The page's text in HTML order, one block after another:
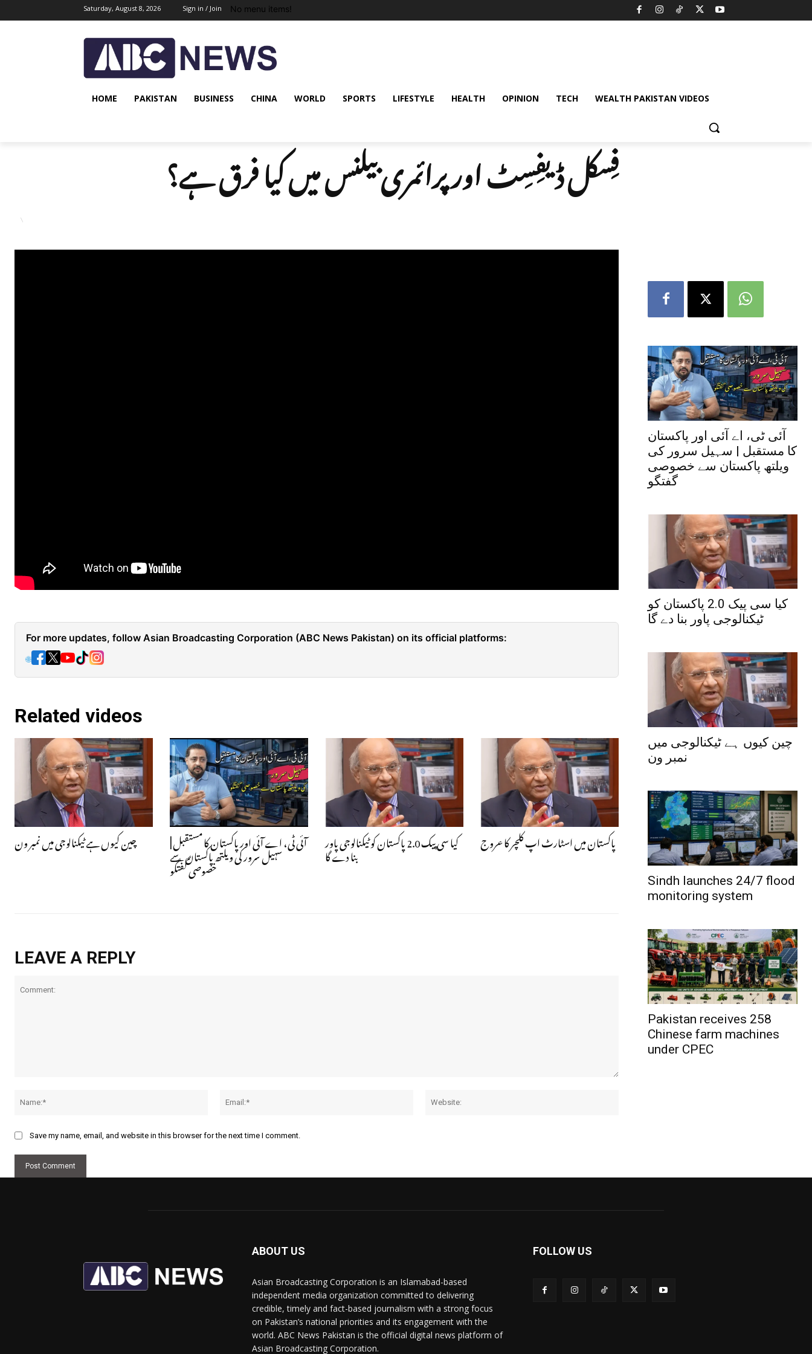
Saturday, August 8, 2026 Sign in / Join No menu items!
HOME PAKISTAN BUSINESS CHINA WORLD SPORTS LIFESTYLE HEALTH OPINION TECH WEALTH PAKISTAN VIDEOS
فِسکل ڈیفِسِٹ اور پرائمری بیلنس میں کیا فرق ہے؟
For more updates, follow Asian Broadcasting Corporation (ABC News Pakistan) on its official platforms:
🌐
Related videos
چین کیوں ہے ٹیکنالوجی میں نمبر ون آئی ٹی، اے آئی اور پاکستان کا مستقبل |
سہیل سرور کی ویلتھ پاکستان سے
خصوصی گفتگو
کیا سی پیک 2.0 پاکستان کو ٹیکنالوجی پاور
بنا دے گا
پاکستان میں اسٹارٹ اپ کلچر کا عروج
LEAVE A REPLY
Save my name, email, and website in this browser for the next time I comment.
آئی ٹی، اے آئی اور پاکستان
کا مستقبل | سہیل سرور کی
ویلتھ پاکستان سے خصوصی
گفتگو
کیا سی پیک 2.0 پاکستان کو
ٹیکنالوجی پاور بنا دے گا
چین کیوں ہے ٹیکنالوجی میں
نمبر ون
Sindh launches 24/7 flood
monitoring system
Pakistan receives 258
Chinese farm machines
under CPEC
ABOUT US
Asian Broadcasting Corporation is an Islamabad-based
independent media organization committed to delivering
credible, timely and fact-based journalism with a strong focus
on Pakistan’s national priorities and its engagement with the
world. ABC News Pakistan is the official digital news platform of
Asian Broadcasting Corporation.
FOLLOW US